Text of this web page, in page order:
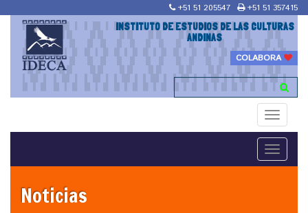
+51 51 205547 +51 51 357415
INSTITUTO DE ESTUDIOS DE LAS CULTURAS
ANDINAS
COLABORA
Toggle
Toggle
Noticias